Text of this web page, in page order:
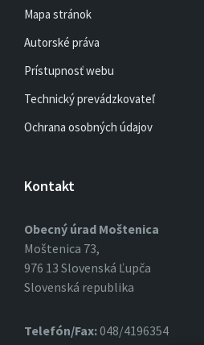
Mapa stránok
Autorské práva
Prístupnosť webu
Technický prevádzkovateľ
Ochrana osobných údajov
Kontakt
Obecný úrad Moštenica
Moštenica 73,
976 13 Slovenská Ľupča
Slovenská republika
Telefón/Fax:048/4196354